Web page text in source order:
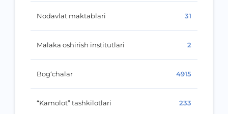
Nodavlat maktablari 31
Malaka oshirish institutlari 2
Bog‘chalar 4915
“Kamolot” tashkilotlari 233